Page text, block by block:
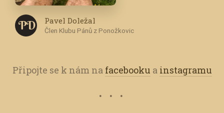
P D Pavel Doležal
Člen Klubu Pánů z Ponožkovic
Připojte se k nám na facebooku a instagramu